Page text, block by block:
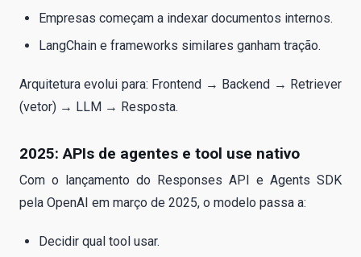
Empresas começam a indexar documentos internos.
LangChain e frameworks similares ganham tração.
Arquitetura evolui para: Frontend → Backend → Retriever
(vetor) → LLM → Resposta.
2025: APIs de agentes e tool use nativo
Com o lançamento do Responses API e Agents SDK
pela OpenAI em março de 2025, o modelo passa a:
Decidir qual tool usar.